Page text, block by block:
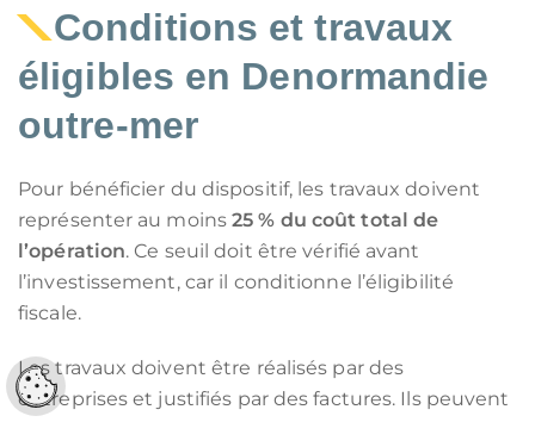
Conditions et travaux
éligibles en Denormandie
outre-mer
Pour bénéficier du dispositif, les travaux doivent
représenter au moins25 % du coût total de
l’opération. Ce seuil doit être vérifié avant
l’investissement, car il conditionne l’éligibilité
fiscale.
Les travaux doivent être réalisés par des
entreprises et justifiés par des factures. Ils peuvent
Réglages cookies